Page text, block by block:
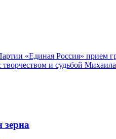
«Единая Россия» прием
и судьбой
зерна